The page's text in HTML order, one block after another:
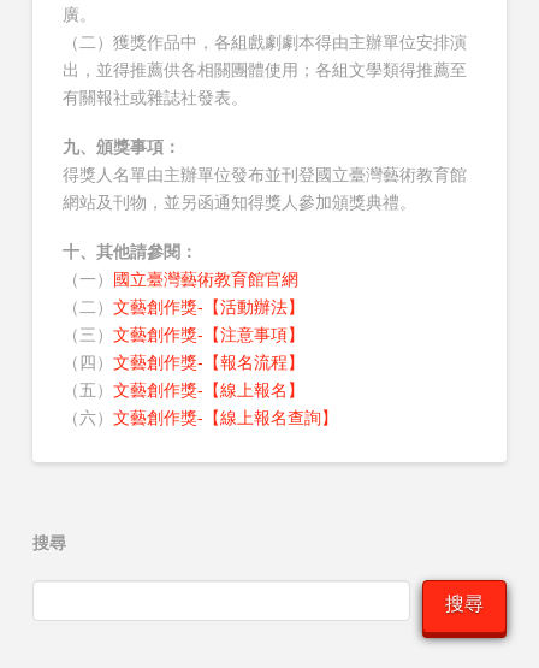
廣。
（二）獲獎作品中，各組戲劇劇本得由主辦單位安排演
出，並得推薦供各相關團體使用；各組文學類得推薦至
有關報社或雜誌社發表。
九、頒獎事項：
得獎人名單由主辦單位發布並刊登國立臺灣藝術教育館
網站及刊物，並另函通知得獎人參加頒獎典禮。
十、其他請參閱：
（一） 國立臺灣藝術教育館官網
（二） 文藝創作獎-【活動辦法】
（三） 文藝創作獎-【注意事項】
（四） 文藝創作獎-【報名流程】
（五） 文藝創作獎-【線上報名】
（六） 文藝創作獎-【線上報名查詢】
搜尋
搜尋